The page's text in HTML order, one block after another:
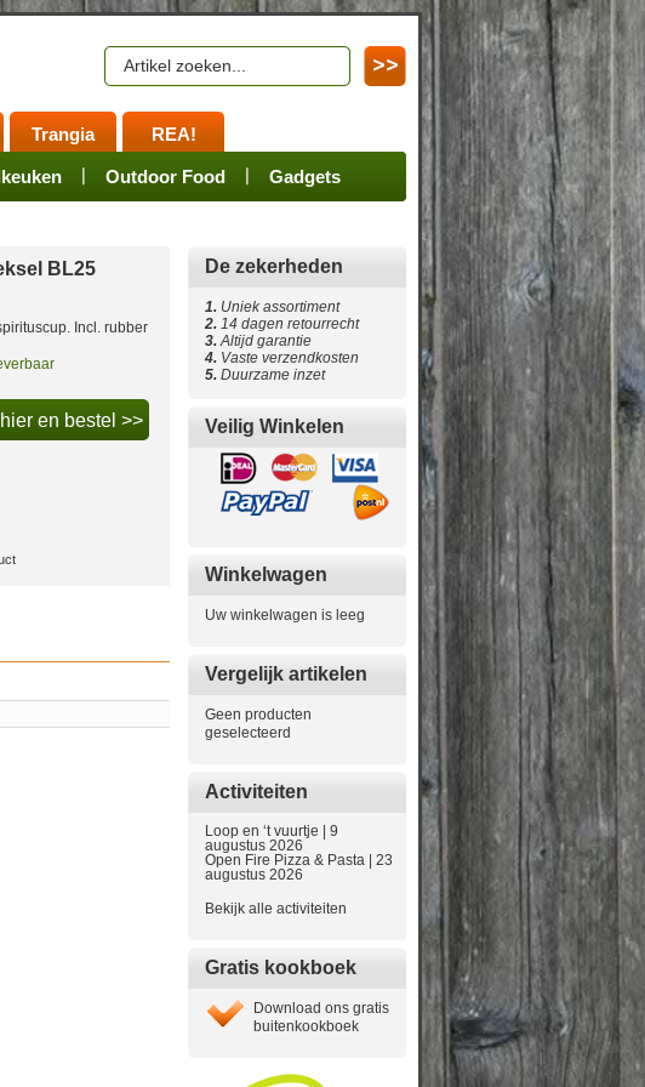
Outdoor Food Gadgets
Accessoires
Trangia
Spares Merchandize
REA!
BL25
Incl. rubber
De zekerheden
1. Uniek assortiment
2. 14 dagen retourrecht
3.Altijd garantie
4. Vaste verzendkosten
5. Duurzame inzet
Veilig Winkelen
Winkelwagen
Uw winkelwagen is leeg
Vergelijk artikelen
Geen producten
geselecteerd
Activiteiten
Loop en ‘t vuurtje | 9
augustus 2026
Open Fire Pizza & Pasta | 23
augustus 2026
Bekijk alle activiteiten
Gratis kookboek
Download ons gratis
buitenkookboek